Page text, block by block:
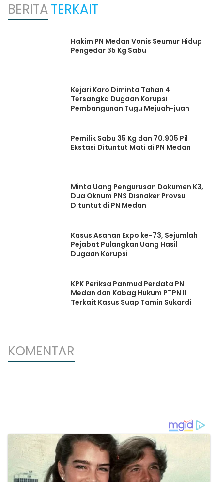
BERITATERKAIT
Hakim PN Medan Vonis Seumur Hidup
Pengedar 35 Kg Sabu
Kejari Karo Diminta Tahan 4
Tersangka Dugaan Korupsi
Pembangunan Tugu Mejuah-juah
Pemilik Sabu 35 Kg dan 70.905 Pil
Ekstasi Dituntut Mati di PN Medan
Minta Uang Pengurusan Dokumen K3,
Dua Oknum PNS Disnaker Provsu
Dituntut di PN Medan
Kasus Asahan Expo ke-73, Sejumlah
Pejabat Pulangkan Uang Hasil
Dugaan Korupsi
KPK Periksa Panmud Perdata PN
Medan dan Kabag Hukum PTPN II
Terkait Kasus Suap Tamin Sukardi
KOMENTAR